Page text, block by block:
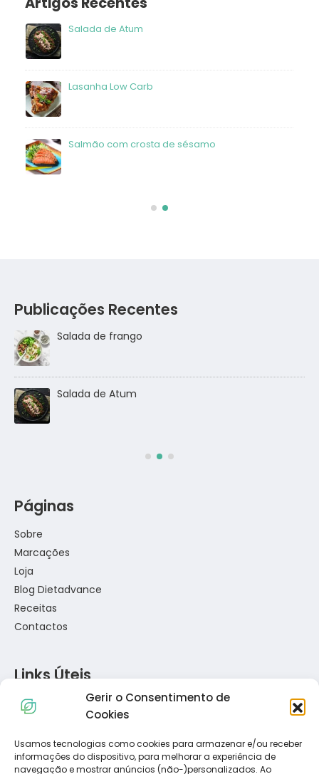
Gerir o Consentimento de
Cookies
Usamos tecnologias como cookies para armazenar e/ou receber
informações do dispositivo, para melhorar a experiência de
navegação e mostrar anúncios (não-)personalizados. Ao
Salada de Atum
Lasanha Low Carb
Salmão com crosta de sésamo
Publicações Recentes
Salada de frango
Salada de Atum
Páginas
Sobre
Marcações
Loja
Blog Dietadvance
Receitas
Contactos
Links Úteis
Política de Privacidade
Política de Cookies
Termos e Condições
Resolução de Conflitos de Consumo